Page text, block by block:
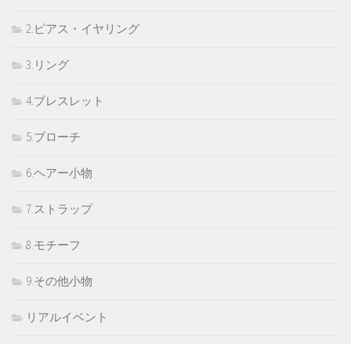
2.ピアス・イヤリング
3.リング
4.ブレスレット
5.ブローチ
6.ヘアー小物
7.ストラップ
8.モチーフ
9.その他小物
リアルイベント